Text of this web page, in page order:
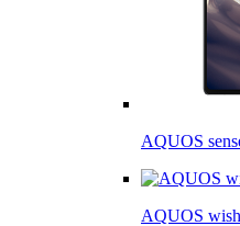
AQUOS
AQUOS